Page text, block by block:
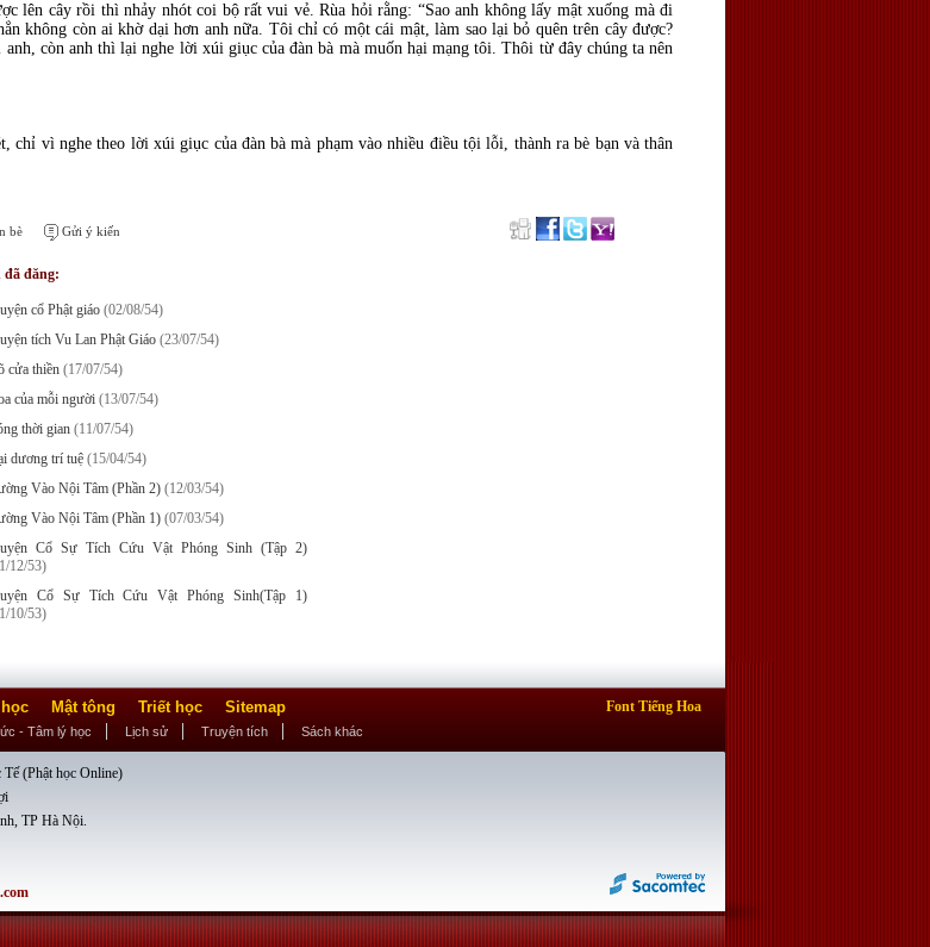
lên cây rồi thì nhảy nhót coi bộ rất vui vẻ. Rùa hỏi rằng: “Sao anh không lấy mật xuống mà đi
không còn ai khờ dại hơn anh nữa. Tôi chỉ có một cái mật, làm sao lại bỏ quên trên cây được?
còn anh thì lại nghe lời xúi giục của đàn bà mà muốn hại mạng tôi. Thôi từ đây chúng ta nên
chỉ vì nghe theo lời xúi giục của đàn bà mà phạm vào nhiều điều tội lỗi, thành ra bè bạn và thân
bè Gửi ý kiến
đã đăng:
cổ Phật giáo (02/08/54)
tích Vu Lan Phật Giáo (23/07/54)
cửa thiền (17/07/54)
của mỗi người (13/07/54)
thời gian (11/07/54)
dương trí tuệ (15/04/54)
Vào Nội Tâm (Phần 2) (12/03/54)
Vào Nội Tâm (Phần 1) (07/03/54)
Cổ Sự Tích Cứu Vật Phóng Sinh (Tập 2)
12/53)
Cổ Sự Tích Cứu Vật Phóng Sinh(Tập 1)
10/53)
Mật tông Triết học Sitemap Font Tiếng Hoa
- Tâm lý học Lịch sử Truyện tích Sách khác
(Phật học Online)
TP Hà Nội.